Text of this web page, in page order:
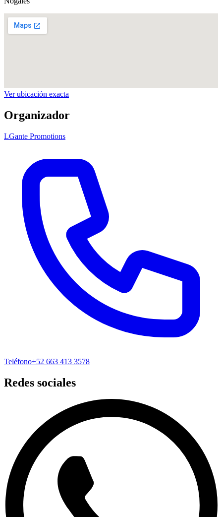
Ver ubicación exacta
Organizador
LGante Promotions
Teléfono+52 663 413 3578
Redes sociales